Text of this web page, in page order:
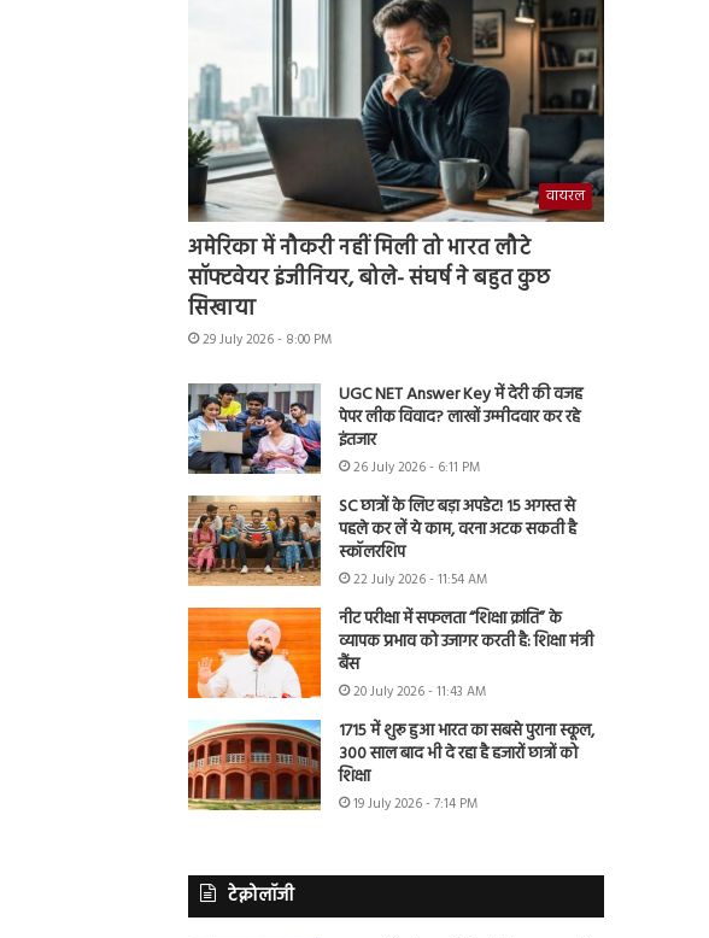
वायरल
अमेरिका में नौकरी नहीं मिली तो भारत लौटे
सॉफ्टवेयर इंजीनियर, बोले- संघर्ष ने बहुत कुछ
सिखाया
29 July 2026 - 8:00 PM
UGC NET Answer Key में देरी की वजह
पेपर लीक विवाद? लाखों उम्मीदवार कर रहे
इंतजार
26 July 2026 - 6:11 PM
SC छात्रों के लिए बड़ा अपडेट! 15 अगस्त से
पहले कर लें ये काम, वरना अटक सकती है
स्कॉलरशिप
22 July 2026 - 11:54 AM
नीट परीक्षा में सफलता “शिक्षा क्रांति” के
व्यापक प्रभाव को उजागर करती है: शिक्षा मंत्री
बैंस
20 July 2026 - 11:43 AM
1715 में शुरू हुआ भारत का सबसे पुराना स्कूल,
300 साल बाद भी दे रहा है हजारों छात्रों को
शिक्षा
19 July 2026 - 7:14 PM
टेक्नोलॉजी